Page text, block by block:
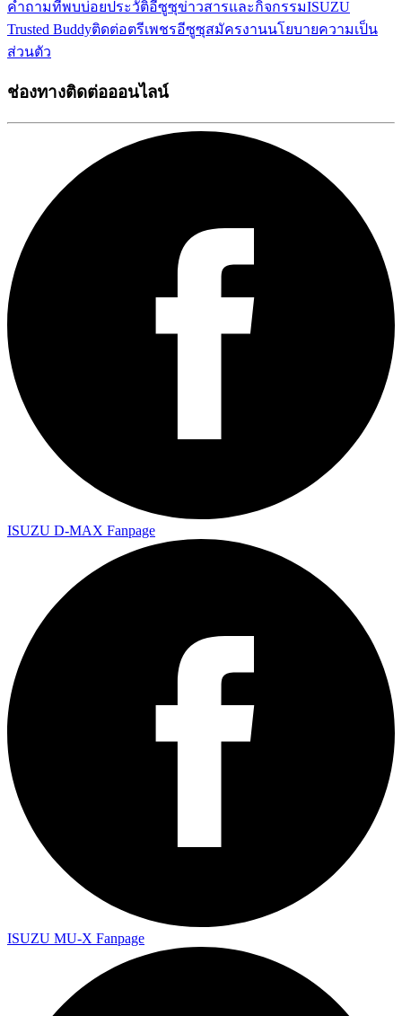
คำถามที่พบบ่อยประวัติอีซูซุข่าวสารและกิจกรรมISUZU
Trusted Buddyติดต่อตรีเพชรอีซูซุสมัครงานนโยบายความเป็น
ส่วนตัว
ช่องทางติดต่อออนไลน์
ISUZU D-MAX Fanpage
ISUZU MU-X Fanpage